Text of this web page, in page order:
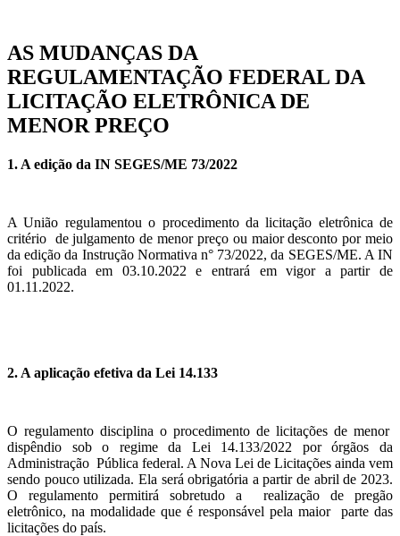
AS MUDANÇAS DA
REGULAMENTAÇÃO FEDERAL DA
LICITAÇÃO ELETRÔNICA DE
MENOR PREÇO
1. A edição da IN SEGES/ME 73/2022
A União regulamentou o procedimento da licitação eletrônica de
critério de julgamento de menor preço ou maior desconto por meio
da edição da Instrução Normativa n° 73/2022, da SEGES/ME. A IN
foi publicada em 03.10.2022 e entrará em vigor a partir de
01.11.2022.
2. A aplicação efetiva da Lei 14.133
O regulamento disciplina o procedimento de licitações de menor
dispêndio sob o regime da Lei 14.133/2022 por órgãos da
Administração Pública federal. A Nova Lei de Licitações ainda vem
sendo pouco utilizada. Ela será obrigatória a partir de abril de 2023.
O regulamento permitirá sobretudo a realização de pregão
eletrônico, na modalidade que é responsável pela maior parte das
licitações do país.